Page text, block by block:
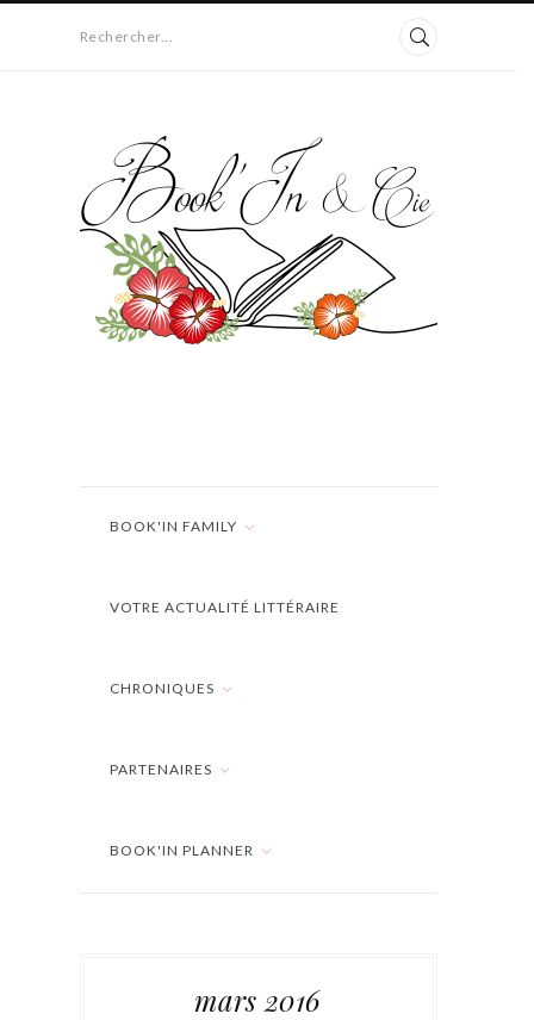
Rechercher...
BOOK'IN FAMILY
VOTRE ACTUALITÉ LITTÉRAIRE
CHRONIQUES
PARTENAIRES
BOOK'IN PLANNER
mars 2016